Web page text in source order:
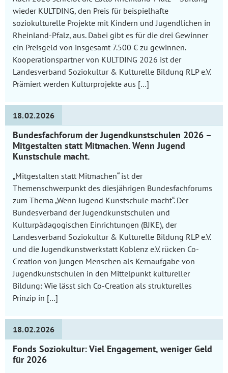
wieder KULTDING, den Preis für beispielhafte
soziokulturelle Projekte mit Kindern und Jugendlichen in
Rheinland-Pfalz, aus. Dabei gibt es für die drei Gewinner
ein Preisgeld von insgesamt 7.500 € zu gewinnen.
Kooperationspartner von KULTDING 2026 ist der
Landesverband Soziokultur & Kulturelle Bildung RLP e.V.
Prämiert werden Kulturprojekte aus […]
18.02.2026
Bundesfachforum der Jugendkunstschulen 2026 –
Mitgestalten statt Mitmachen. Wenn Jugend
Kunstschule macht.
„Mitgestalten statt Mitmachen“ ist der
Themenschwerpunkt des diesjährigen Bundesfachforums
zum Thema „Wenn Jugend Kunstschule macht“. Der
Bundesverband der Jugendkunstschulen und
Kulturpädagogischen Einrichtungen (BJKE), der
Landesverband Soziokultur & Kulturelle Bildung RLP e.V.
und die Jugendkunstwerkstatt Koblenz e.V. rücken Co-
Creation von jungen Menschen als Kernaufgabe von
Jugendkunstschulen in den Mittelpunkt kultureller
Bildung: Wie lässt sich Co-Creation als strukturelles
Prinzip in […]
18.02.2026
Fonds Soziokultur: Viel Engagement, weniger Geld
für 2026